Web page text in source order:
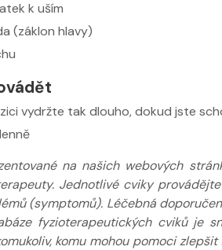
k uším
(záklon hlavy)
vydržte tak dlouho, dokud jste
na našich webových
Jednotlivé cviky
(symptomů). Léčebná
fyzioterapeutických cviků je
komu mohou pomoci